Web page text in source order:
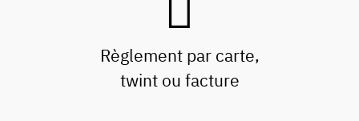
Règlement par carte,
twint ou facture